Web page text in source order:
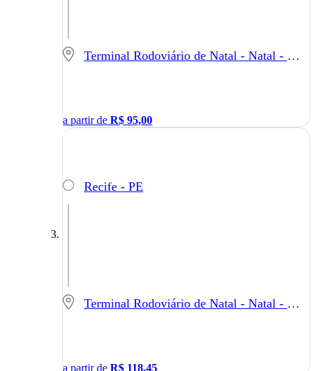
Terminal Rodoviário de Natal - Natal - RN
a partir de R$ 95,00
Recife - PE
Terminal Rodoviário de Natal - Natal - RN
a partir de R$ 118,45